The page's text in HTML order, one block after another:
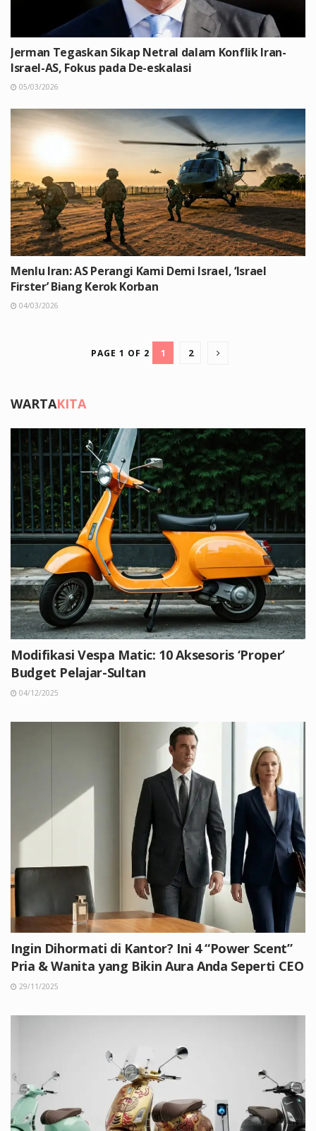
Jerman Tegaskan Sikap Netral dalam Konflik Iran-
Israel-AS, Fokus pada De-eskalasi
05/03/2026
Menlu Iran: AS Perangi Kami Demi Israel, ‘Israel
Firster’ Biang Kerok Korban
04/03/2026
PAGE 1 OF 2 1 2
WARTAKITA
Modifikasi Vespa Matic: 10 Aksesoris ‘Proper’
Budget Pelajar-Sultan
04/12/2025
Ingin Dihormati di Kantor? Ini 4 “Power Scent”
Pria & Wanita yang Bikin Aura Anda Seperti CEO
29/11/2025